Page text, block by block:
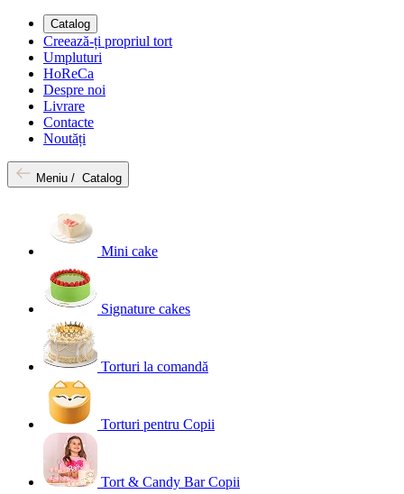
Catalog
Creează-ți propriul tort
Umpluturi
HoReCa
Despre noi
Livrare
Contacte
Noutăți
Meniu / Catalog
Mini cake
Signature cakes
Torturi la comandă
Torturi pentru Copii
Tort & Candy Bar Copii